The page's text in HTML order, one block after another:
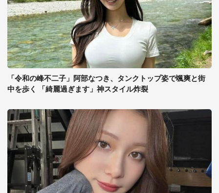
「令和の峰不二子」阿部なつき、タンクトップ姿で颯爽と街
中を歩く 「綺麗過ぎます」神スタイル炸裂